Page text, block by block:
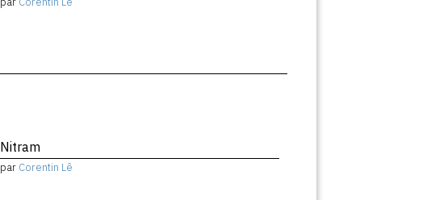
Nitram
par Corentin Lê